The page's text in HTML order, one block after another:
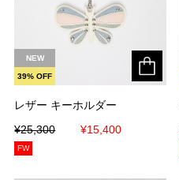
レザー キーホルダー
¥25,300
¥15,400
NEW
39% OFF
レザー キーホルダー
¥25,300
¥15,400
FW